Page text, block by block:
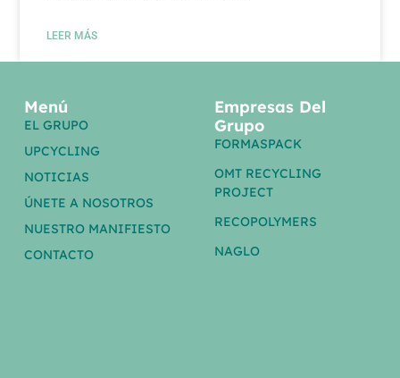
LEER MÁS
Menú
EL GRUPO
UPCYCLING
NOTICIAS
ÚNETE A NOSOTROS
NUESTRO MANIFIESTO
CONTACTO
Empresas Del
Grupo
FORMASPACK
OMT RECYCLING
PROJECT
RECOPOLYMERS
NAGLO